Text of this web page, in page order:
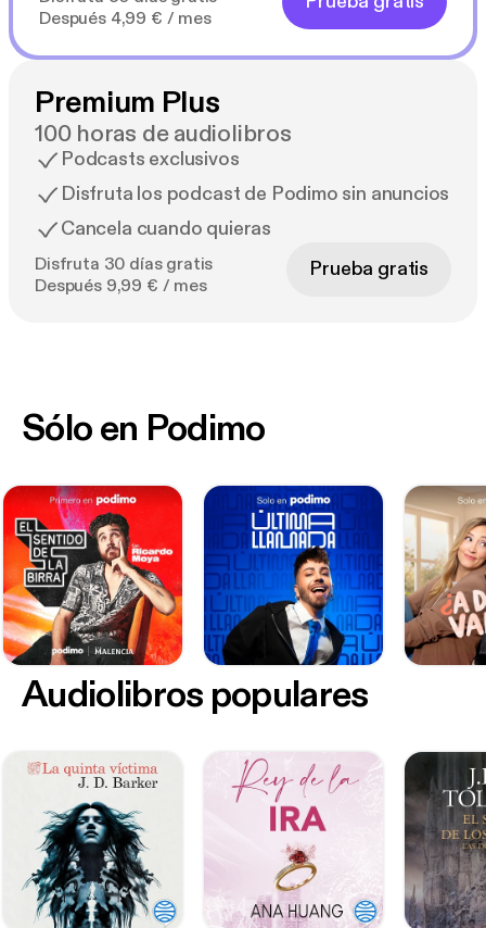
Después 4,99 € / mes
Premium Plus
100 horas de audiolibros
Podcasts exclusivos
Disfruta los podcast de Podimo sin anuncios
Cancela cuando quieras
Disfruta 30 días gratis
Después 9,99 € / mes
Prueba gratis
Sólo en Podimo
Audiolibros populares